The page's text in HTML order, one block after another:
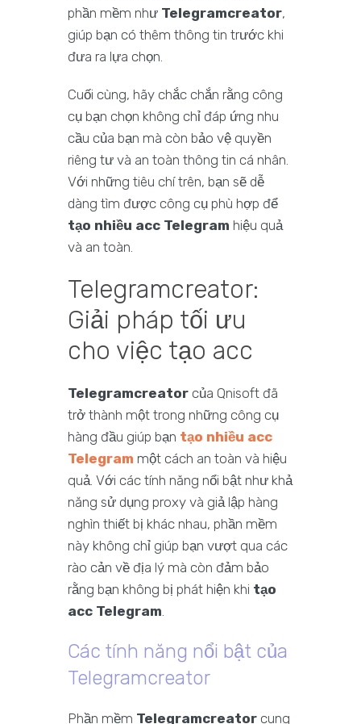
phần mềm như Telegramcreator,
giúp bạn có thêm thông tin trước khi
đưa ra lựa chọn.
Cuối cùng, hãy chắc chắn rằng công
cụ bạn chọn không chỉ đáp ứng nhu
cầu của bạn mà còn bảo vệ quyền
riêng tư và an toàn thông tin cá nhân.
Với những tiêu chí trên, bạn sẽ dễ
dàng tìm được công cụ phù hợp để
tạo nhiều acc Telegram hiệu quả
và an toàn.
Telegramcreator:
Giải pháp tối ưu
cho việc tạo acc
Telegramcreator của Qnisoft đã
trở thành một trong những công cụ
hàng đầu giúp bạn tạo nhiều acc
Telegram một cách an toàn và hiệu
quả. Với các tính năng nổi bật như khả
năng sử dụng proxy và giả lập hàng
nghìn thiết bị khác nhau, phần mềm
này không chỉ giúp bạn vượt qua các
rào cản về địa lý mà còn đảm bảo
rằng bạn không bị phát hiện khi tạo
acc Telegram.
Các tính năng nổi bật của
Telegramcreator
Phần mềm Telegramcreator cung